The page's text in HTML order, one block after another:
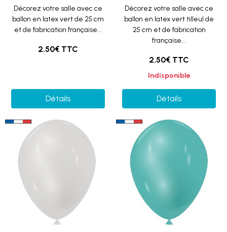
Décorez votre salle avec ce
ballon en latex vert de 25 cm
et de fabrication française...
2.50€ TTC
Détails
Décorez votre salle avec ce
ballon en latex vert tilleul de
25 cm et de fabrication
française...
2.50€ TTC
Indisponible
Détails